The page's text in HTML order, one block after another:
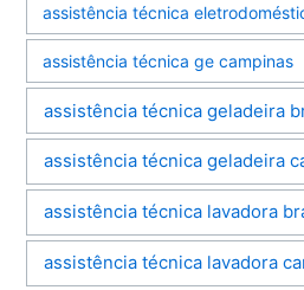
assistência técnica
assistência técnica ge campinas
assistência técnica geladeira
assistência técnica geladeira
assistência técnica lavadora
assistência técnica lavadora